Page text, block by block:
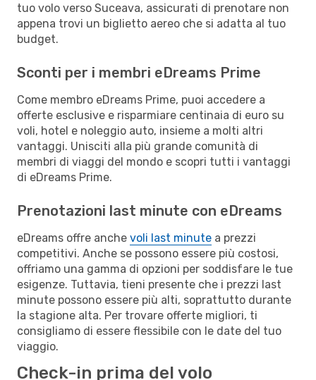
tuo volo verso Suceava, assicurati di prenotare non
appena trovi un biglietto aereo che si adatta al tuo
budget.
Sconti per i membri eDreams Prime
Come membro eDreams Prime, puoi accedere a
offerte esclusive e risparmiare centinaia di euro su
voli, hotel e noleggio auto, insieme a molti altri
vantaggi. Unisciti alla più grande comunità di
membri di viaggi del mondo e scopri tutti i vantaggi
di eDreams Prime.
Prenotazioni last minute con eDreams
eDreams offre anche voli last minute a prezzi
competitivi. Anche se possono essere più costosi,
offriamo una gamma di opzioni per soddisfare le tue
esigenze. Tuttavia, tieni presente che i prezzi last
minute possono essere più alti, soprattutto durante
la stagione alta. Per trovare offerte migliori, ti
consigliamo di essere flessibile con le date del tuo
viaggio.
Check-in prima del volo